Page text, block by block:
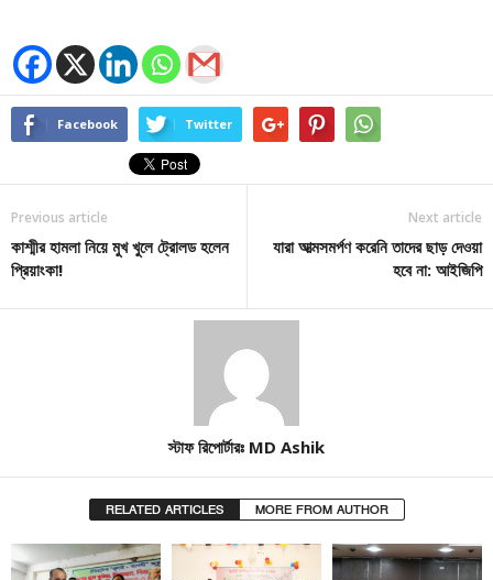
Facebook Twitter
Previous article
কাশ্মীর হামলা নিয়ে মুখ খুলে ট্রোলড হলেন
প্রিয়াংকা!
Next article
যারা আত্মসমর্পণ করেনি তাদের ছাড় দেওয়া
হবে না: আইজিপি
স্টাফ রিপোর্টারঃ MD Ashik
RELATED ARTICLES MORE FROM AUTHOR